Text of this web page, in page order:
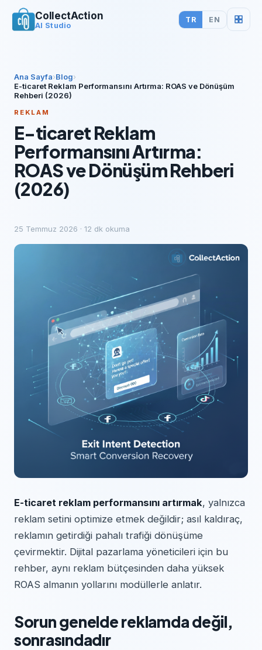
CollectAction
AI Studio
TR EN
Ana Sayfa›Blog›
E-ticaret Reklam Performansını Artırma: ROAS ve Dönüşüm
Rehberi (2026)
REKLAM
E-ticaret Reklam
Performansını Artırma:
ROAS ve Dönüşüm Rehberi
(2026)
25 Temmuz 2026 · 12 dk okuma
E-ticaret reklam performansını artırmak, yalnızca
reklam setini optimize etmek değildir; asıl kaldıraç,
reklamın getirdiği pahalı trafiği dönüşüme
çevirmektir. Dijital pazarlama yöneticileri için bu
rehber, aynı reklam bütçesinden daha yüksek
ROAS almanın yollarını modüllerle anlatır.
Sorun genelde reklamda değil,
sonrasındadır